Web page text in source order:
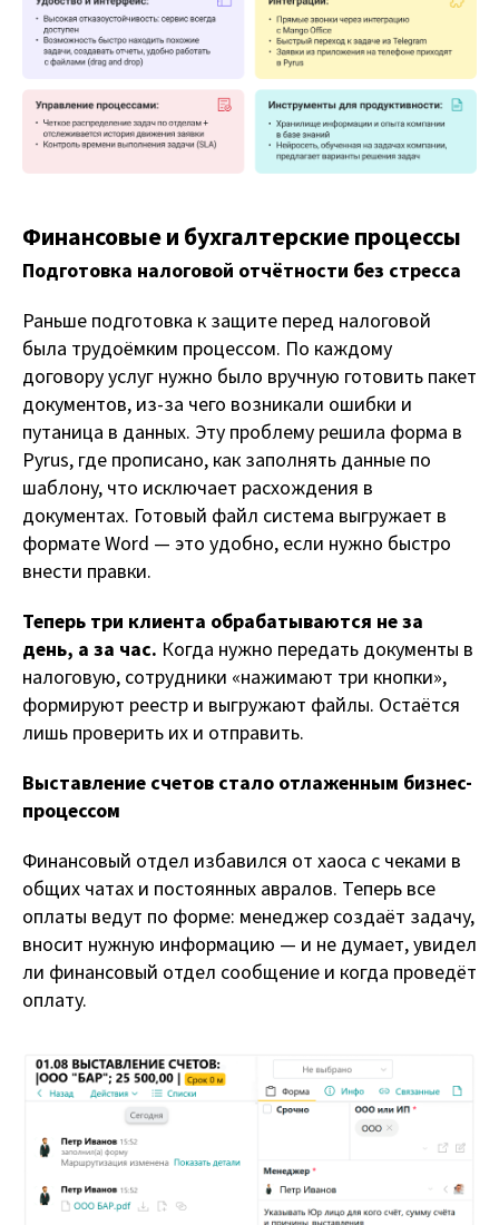
Финансовые и бухгалтерские процессы
Подготовка налоговой отчётности без стресса
Раньше подготовка к защите перед налоговой
была трудоёмким процессом. По каждому
договору услуг нужно было вручную готовить пакет
документов, из-за чего возникали ошибки и
путаница в данных. Эту проблему решила форма в
Pyrus, где прописано, как заполнять данные по
шаблону, что исключает расхождения в
документах. Готовый файл система выгружает в
формате Word — это удобно, если нужно быстро
внести правки.
Теперь три клиента обрабатываются не за
день, а за час. Когда нужно передать документы в
налоговую, сотрудники «нажимают три кнопки»,
формируют реестр и выгружают файлы. Остаётся
лишь проверить их и отправить.
Выставление счетов стало отлаженным бизнес-
процессом
Финансовый отдел избавился от хаоса с чеками в
общих чатах и постоянных авралов. Теперь все
оплаты ведут по форме: менеджер создаёт задачу,
вносит нужную информацию — и не думает, увидел
ли финансовый отдел сообщение и когда проведёт
оплату.